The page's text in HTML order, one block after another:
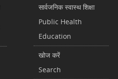
सार्वजनिक स्वास्थ शिक्षा
Public Health
Education
खोज करें
Search